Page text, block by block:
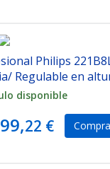
Philips
Regulable en
disponible
99,22 €